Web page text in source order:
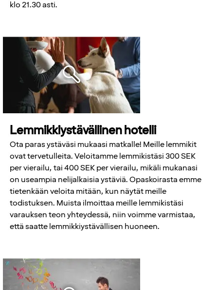
klo 21.30 asti.
Lemmikkiystävällinen hotelli
Ota paras ystäväsi mukaasi matkalle! Meille lemmikit
ovat tervetulleita. Veloitamme lemmikistäsi 300 SEK
per vierailu, tai 400 SEK per vierailu, mikäli mukanasi
on useampia nelijalkaisia ystäviä. Opaskoirasta emme
tietenkään veloita mitään, kun näytät meille
todistuksen. Muista ilmoittaa meille lemmikistäsi
varauksen teon yhteydessä, niin voimme varmistaa,
että saatte lemmikkiystävällisen huoneen.